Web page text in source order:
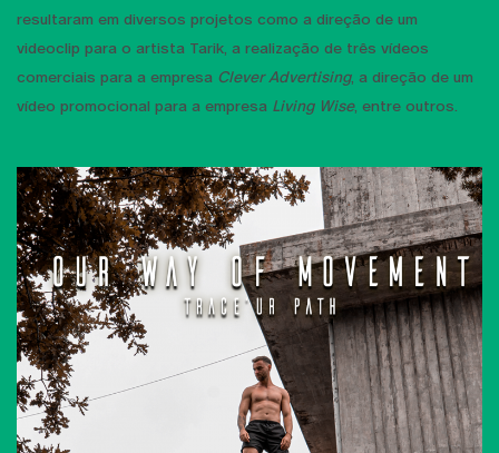
resultaram em diversos projetos como a direção de um
videoclip para o artista Tarik, a realização de três vídeos
comerciais para a empresa Clever Advertising, a direção de um
vídeo promocional para a empresa Living Wise, entre outros.